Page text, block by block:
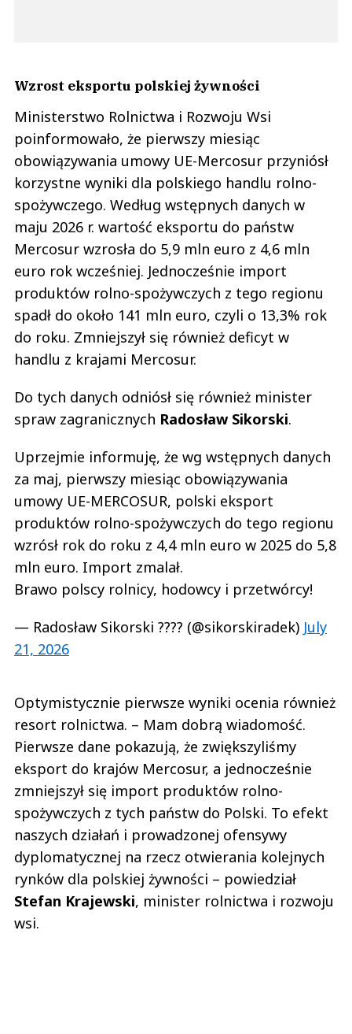
Wzrost eksportu polskiej żywności
Ministerstwo Rolnictwa i Rozwoju Wsi
poinformowało, że pierwszy miesiąc
obowiązywania umowy UE-Mercosur przyniósł
korzystne wyniki dla polskiego handlu rolno-
spożywczego. Według wstępnych danych w
maju 2026 r. wartość eksportu do państw
Mercosur wzrosła do 5,9 mln euro z 4,6 mln
euro rok wcześniej. Jednocześnie import
produktów rolno-spożywczych z tego regionu
spadł do około 141 mln euro, czyli o 13,3% rok
do roku. Zmniejszył się również deficyt w
handlu z krajami Mercosur.
Do tych danych odniósł się również minister
spraw zagranicznych Radosław Sikorski.
Uprzejmie informuję, że wg wstępnych danych
za maj, pierwszy miesiąc obowiązywania
umowy UE-MERCOSUR, polski eksport
produktów rolno-spożywczych do tego regionu
wzrósł rok do roku z 4,4 mln euro w 2025 do 5,8
mln euro. Import zmalał.
Brawo polscy rolnicy, hodowcy i przetwórcy!
— Radosław Sikorski ???? (@sikorskiradek) July
21, 2026
Optymistycznie pierwsze wyniki ocenia również
resort rolnictwa. – Mam dobrą wiadomość.
Pierwsze dane pokazują, że zwiększyliśmy
eksport do krajów Mercosur, a jednocześnie
zmniejszył się import produktów rolno-
spożywczych z tych państw do Polski. To efekt
naszych działań i prowadzonej ofensywy
dyplomatycznej na rzecz otwierania kolejnych
rynków dla polskiej żywności – powiedział
Stefan Krajewski, minister rolnictwa i rozwoju
wsi.